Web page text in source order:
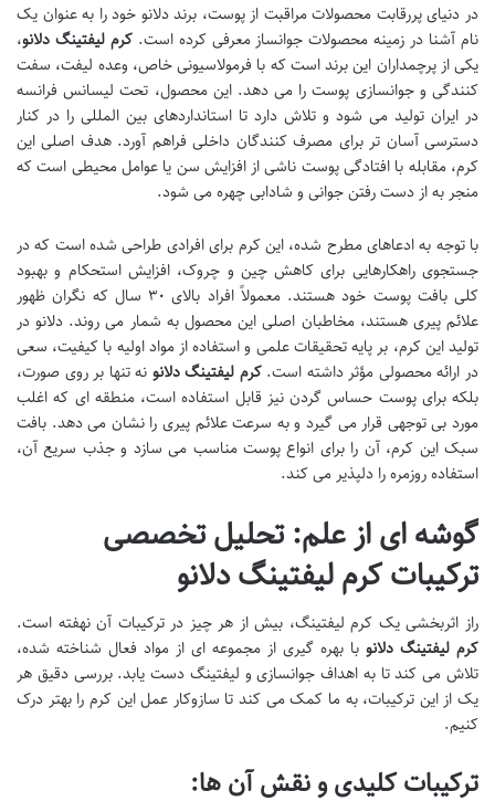
در دنیای پررقابت محصولات مراقبت از پوست، برند دلانو خود را به عنوان یک
نام آشنا در زمینه محصولات جوانساز معرفی کرده است.کرم لیفتینگ دلانو،
یکی از پرچمداران این برند است که با فرمولاسیونی خاص، وعده لیفت، سفت
کنندگی و جوانسازی پوست را می دهد. این محصول، تحت لیسانس فرانسه
در ایران تولید می شود و تلاش دارد تا استانداردهای بین المللی را در کنار
دسترسی آسان تر برای مصرف کنندگان داخلی فراهم آورد. هدف اصلی این
کرم، مقابله با افتادگی پوست ناشی از افزایش سن یا عوامل محیطی است که
منجر به از دست رفتن جوانی و شادابی چهره می شود.
با توجه به ادعاهای مطرح شده، این کرم برای افرادی طراحی شده است که در
جستجوی راهکارهایی برای کاهش چین و چروک، افزایش استحکام و بهبود
کلی بافت پوست خود هستند. معمولاً افراد بالای ۳۰ سال که نگران ظهور
علائم پیری هستند، مخاطبان اصلی این محصول به شمار می روند. دلانو در
تولید این کرم، بر پایه تحقیقات علمی و استفاده از مواد اولیه با کیفیت، سعی
در ارائه محصولی مؤثر داشته است.کرم لیفتینگ دلانو نه تنها بر روی صورت،
بلکه برای پوست حساس گردن نیز قابل استفاده است، منطقه ای که اغلب
مورد بی توجهی قرار می گیرد و به سرعت علائم پیری را نشان می دهد. بافت
سبک این کرم، آن را برای انواع پوست مناسب می سازد و جذب سریع آن،
استفاده روزمره را دلپذیر می کند.
گوشه ای از علم: تحلیل تخصصی
ترکیبات کرم لیفتینگ دلانو
راز اثربخشی یک کرم لیفتینگ، بیش از هر چیز در ترکیبات آن نهفته است.
کرم لیفتینگ دلانو با بهره گیری از مجموعه ای از مواد فعال شناخته شده،
تلاش می کند تا به اهداف جوانسازی و لیفتینگ دست یابد. بررسی دقیق هر
یک از این ترکیبات، به ما کمک می کند تا سازوکار عمل این کرم را بهتر درک
کنیم.
ترکیبات کلیدی و نقش آن ها: